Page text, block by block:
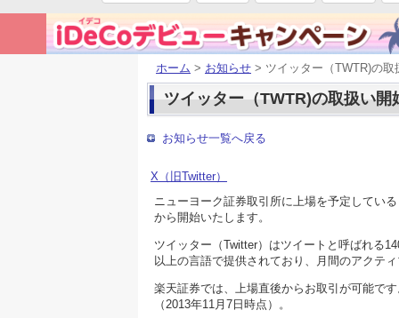
ホーム > お知らせ > ツイッター（TWTR)の取
ツイッター（TWTR)の取扱い開
お知らせ一覧へ戻る
X（旧Twitter）
ニューヨーク証券取引所に上場を予定してい
から開始いたします。
ツイッター（Twitter）はツイートと呼ばれる
以上の言語で提供されており、月間のアクテ
楽天証券では、上場直後からお取引が可能で
（2013年11月7日時点）。